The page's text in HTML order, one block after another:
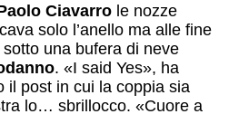
Ciavarro le nozze
solo l’anello ma alle fine
una bufera di neve
. «I said Yes», ha
il post in cui la coppia sia
lo… sbrillocco. «Cuore a